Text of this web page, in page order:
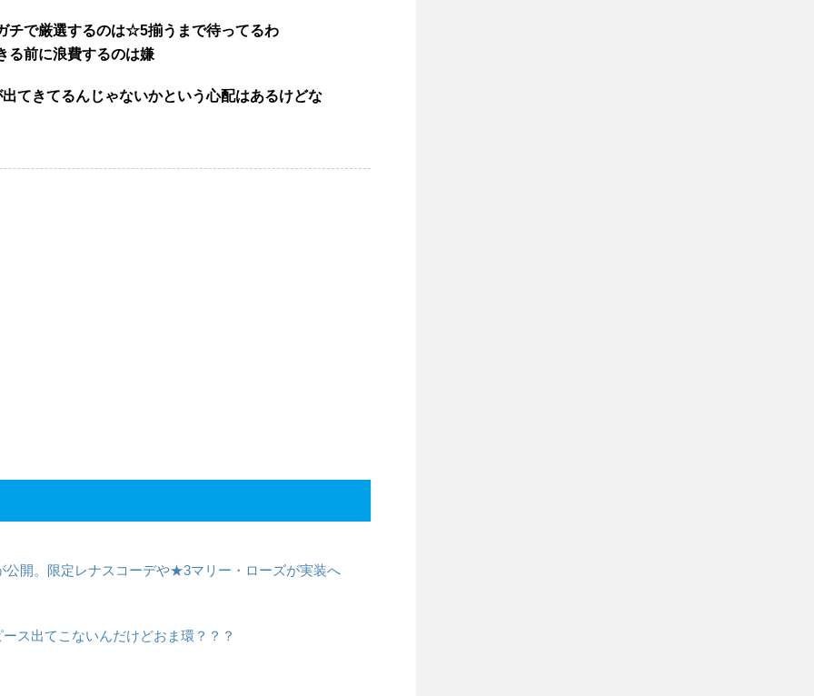
チで厳選するのは☆5揃うまで待ってるわ
る前に浪費するのは嫌
てきてるんじゃないかという心配はあるけどな
開。限定レナスコーデや★3マリー・ローズが実装へ
ス出てこないんだけどおま環？？？